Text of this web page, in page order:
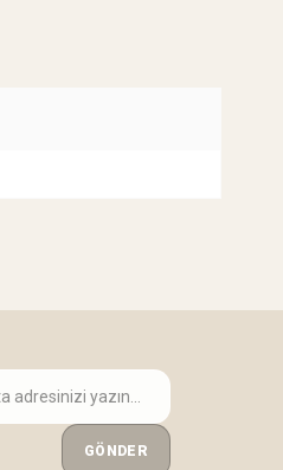
GÖNDER